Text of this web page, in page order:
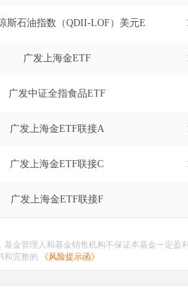
斯石油指数（QDII-LOF）美元E
广发上海金ETF
广发中证全指食品ETF
广发上海金ETF联接A
广发上海金ETF联接C
广发上海金ETF联接F
基金管理人和基金销售机构不保证本基金一定
和完整的
《风险提示函》